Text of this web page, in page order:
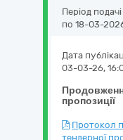
Період
по 18-03-
пропозиції
Дата
03-03-26,
Протокол
тендерної